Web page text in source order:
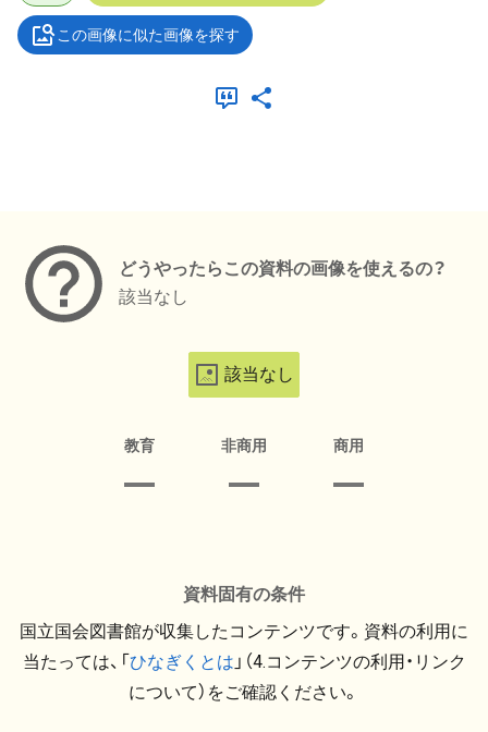
この画像に似た画像を探す
どうやったらこの資料の画像を使えるの？
該当なし
該当なし
教育 非商用 商用
資料固有の条件
国立国会図書館が収集したコンテンツです。資料の利用に
当たっては、「ひなぎくとは 」（4.コンテンツの利用・リンク
について）をご確認ください。